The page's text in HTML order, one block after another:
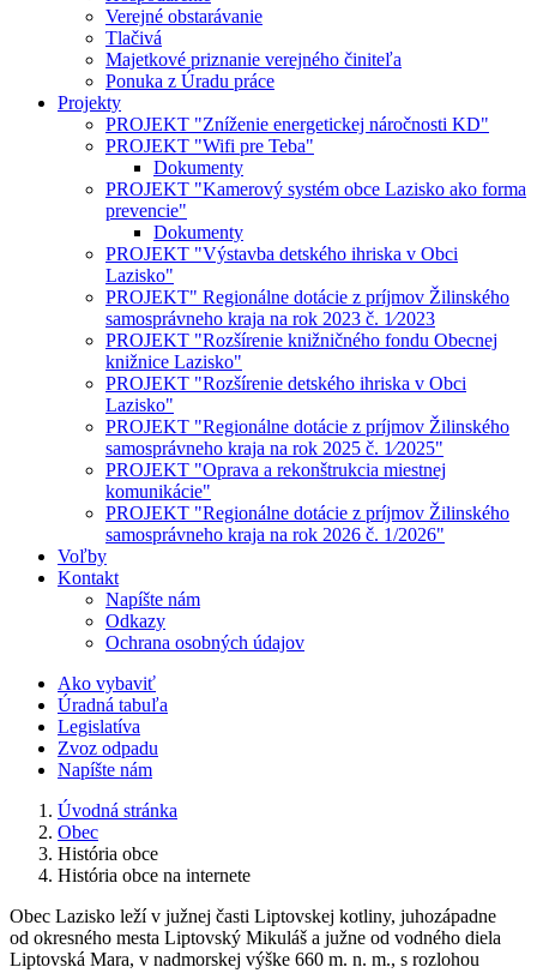
Verejné obstarávanie
Tlačivá
Majetkové priznanie verejného činiteľa
Ponuka z Úradu práce
Projekty
PROJEKT "Zníženie energetickej náročnosti KD"
PROJEKT "Wifi pre Teba"
Dokumenty
PROJEKT "Kamerový systém obce Lazisko ako forma
prevencie"
Dokumenty
PROJEKT "Výstavba detského ihriska v Obci
Lazisko"
PROJEKT" Regionálne dotácie z príjmov Žilinského
samosprávneho kraja na rok 2023 č. 1⁄2023
PROJEKT "Rozšírenie knižničného fondu Obecnej
knižnice Lazisko"
PROJEKT "Rozšírenie detského ihriska v Obci
Lazisko"
PROJEKT "Regionálne dotácie z príjmov Žilinského
samosprávneho kraja na rok 2025 č. 1⁄2025"
PROJEKT "Oprava a rekonštrukcia miestnej
komunikácie"
PROJEKT "Regionálne dotácie z príjmov Žilinského
samosprávneho kraja na rok 2026 č. 1/2026"
Voľby
Kontakt
Napíšte nám
Odkazy
Ochrana osobných údajov
Ako vybaviť
Úradná tabuľa
Legislatíva
Zvoz odpadu
Napíšte nám
Úvodná stránka
Obec
História obce
História obce na internete
Obec Lazisko leží v južnej časti Liptovskej kotliny, juhozápadne
od okresného mesta Liptovský Mikuláš a južne od vodného diela
Liptovská Mara, v nadmorskej výške 660 m. n. m., s rozlohou